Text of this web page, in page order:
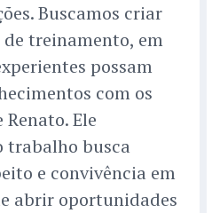
Buscamos criar
treinamento, em
possam
com os
Renato. Ele
trabalho busca
e convivência em
abrir oportunidades